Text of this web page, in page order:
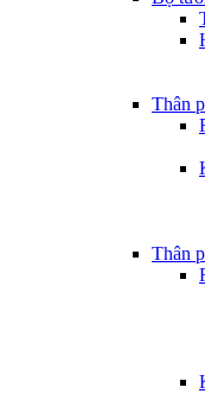
Thân
Thân